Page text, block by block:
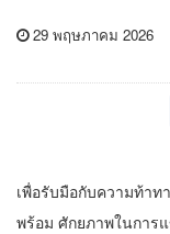
29 พฤษภาคม 2026
เพื่อรับมือกับความท้า
พร้อม ศักยภาพในการ